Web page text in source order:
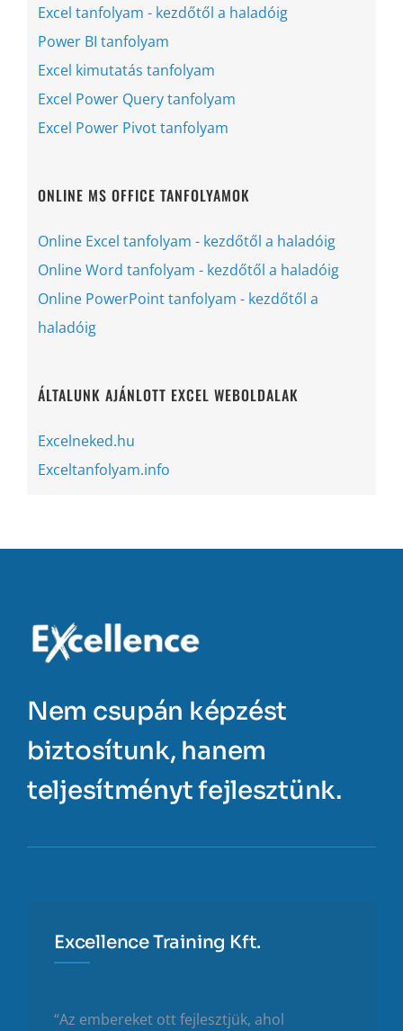
Excel tanfolyam - kezdőtől a haladóig
Power BI tanfolyam
Excel kimutatás tanfolyam
Excel Power Query tanfolyam
Excel Power Pivot tanfolyam
ONLINE MS OFFICE TANFOLYAMOK
Online Excel tanfolyam - kezdőtől a haladóig
Online Word tanfolyam - kezdőtől a haladóig
Online PowerPoint tanfolyam - kezdőtől a
haladóig
ÁLTALUNK AJÁNLOTT EXCEL WEBOLDALAK
Excelneked.hu
Exceltanfolyam.info
Nem csupán képzést
biztosítunk, hanem
teljesítményt fejlesztünk.
Excellence Training Kft.
“Az embereket ott fejlesztjük, ahol